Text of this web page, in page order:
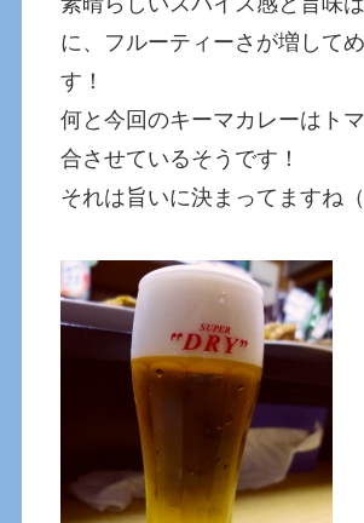
に、フルーティーさが増して
す！
何と今回のキーマカレーはト
合させているそうです！
それは旨いに決まってますね